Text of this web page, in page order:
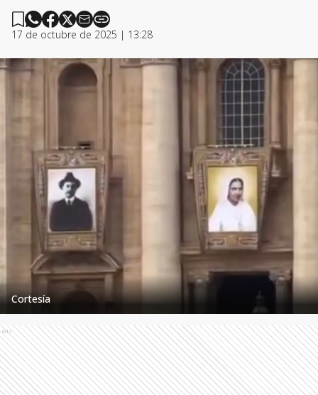
17 de octubre de 2025 | 13:28
Cortesía
Ads